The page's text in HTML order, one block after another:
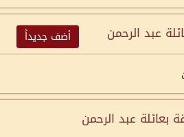
عبد الرحمن أضف جديداً
بعائلة عبد الرحمن